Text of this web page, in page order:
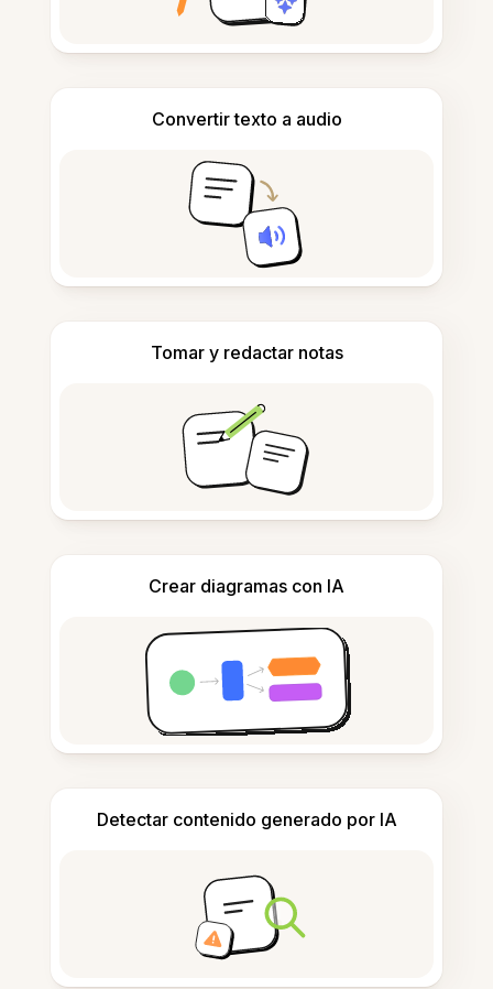
Convertir texto a audio
Tomar y redactar notas
Crear diagramas con IA
Detectar contenido generado por IA